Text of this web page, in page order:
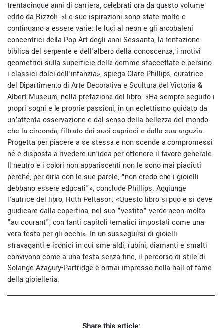
trentacinque anni di carriera, celebrati ora da questo volume
edito da Rizzoli. «Le sue ispirazioni sono state molte e
continuano a essere varie: le luci al neon e gli arcobaleni
concentrici della Pop Art degli anni Sessanta, la tentazione
biblica del serpente e dell'albero della conoscenza, i motivi
geometrici sulla superficie delle gemme sfaccettate e persino
i classici dolci dell'infanzia», spiega Clare Phillips, curatrice
del Dipartimento di Arte Decorativa e Scultura del Victoria &
Albert Museum, nella prefazione del libro. «Ha sempre seguito i
propri sogni e le proprie passioni, in un eclettismo guidato da
un'attenta osservazione e dal senso della bellezza del mondo
che la circonda, filtrato dai suoi capricci e dalla sua arguzia.
Progetta per piacere a se stessa e non scende a compromessi
né è disposta a rivedere un'idea per ottenere il favore generale.
Il neutro e i colori non appariscenti non le sono mai piaciuti
perché, per dirla con le sue parole, “non credo che i gioielli
debbano essere educati"», conclude Phillips. Aggiunge
l'autrice del libro, Ruth Peltason: «Questo libro si può e si deve
giudicare dalla copertina, nel suo "vestito" verde neon molto
"au courant", con tanti capitoli tematici impostati come una
vera festa per gli occhi». In un susseguirsi di gioielli
stravaganti e iconici in cui smeraldi, rubini, diamanti e smalti
convivono come a una festa senza fine, il percorso di stile di
Solange Azagury-Partridge è ormai impresso nella hall of fame
della gioielleria.